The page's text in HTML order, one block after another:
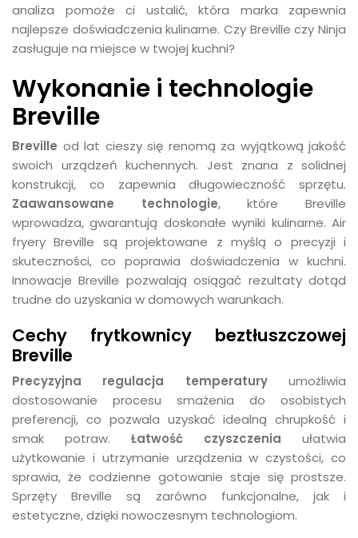
analiza pomoże ci ustalić, która marka zapewnia
najlepsze doświadczenia kulinarne. Czy Breville czy Ninja
zasługuje na miejsce w twojej kuchni?
Wykonanie i technologie
Breville
Breville od lat cieszy się renomą za wyjątkową jakość
swoich urządzeń kuchennych. Jest znana z solidnej
konstrukcji, co zapewnia długowieczność sprzętu.
Zaawansowane technologie, które Breville
wprowadza, gwarantują doskonałe wyniki kulinarne. Air
fryery Breville są projektowane z myślą o precyzji i
skuteczności, co poprawia doświadczenia w kuchni.
Innowacje Breville pozwalają osiągać rezultaty dotąd
trudne do uzyskania w domowych warunkach.
Cechy frytkownicy beztłuszczowej
Breville
Precyzyjna regulacja temperaturyumożliwia
dostosowanie procesu smażenia do osobistych
preferencji, co pozwala uzyskać idealną chrupkość i
smak potraw. Łatwość czyszczenia ułatwia
użytkowanie i utrzymanie urządzenia w czystości, co
sprawia, że codzienne gotowanie staje się prostsze.
Sprzęty Breville są zarówno funkcjonalne, jak i
estetyczne, dzięki nowoczesnym technologiom.